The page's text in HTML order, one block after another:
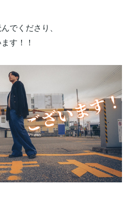
でくださり、
す！！